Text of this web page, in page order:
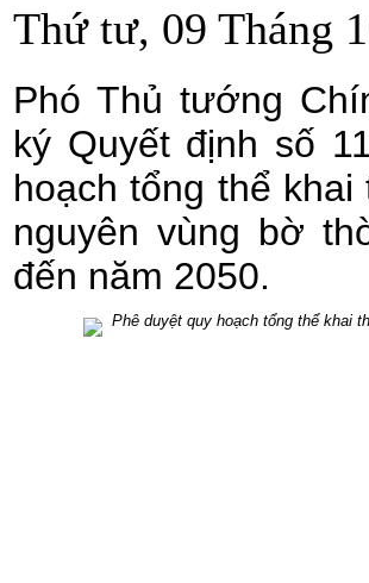
Thứ tư, 09 Tháng
Phó Thủ tướng
ký Quyết định số
hoạch tổng thể
nguyên vùng bờ
đến năm 2050.